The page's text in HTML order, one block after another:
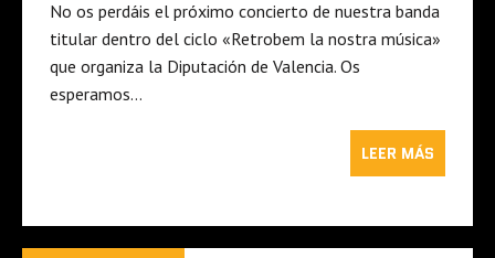
No os perdáis el próximo concierto de nuestra banda
titular dentro del ciclo «Retrobem la nostra música»
que organiza la Diputación de Valencia. Os
esperamos…
LEER MÁS